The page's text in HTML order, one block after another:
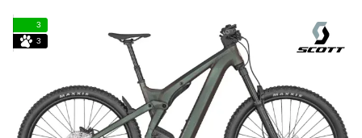
3
3